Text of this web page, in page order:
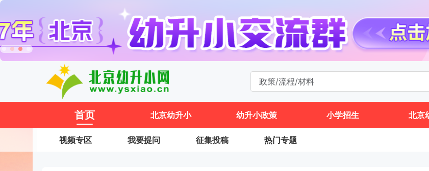
首页 北京幼升小 幼升小政策 小学招生 北京
视频专区 我要提问 征集投稿 热门专题